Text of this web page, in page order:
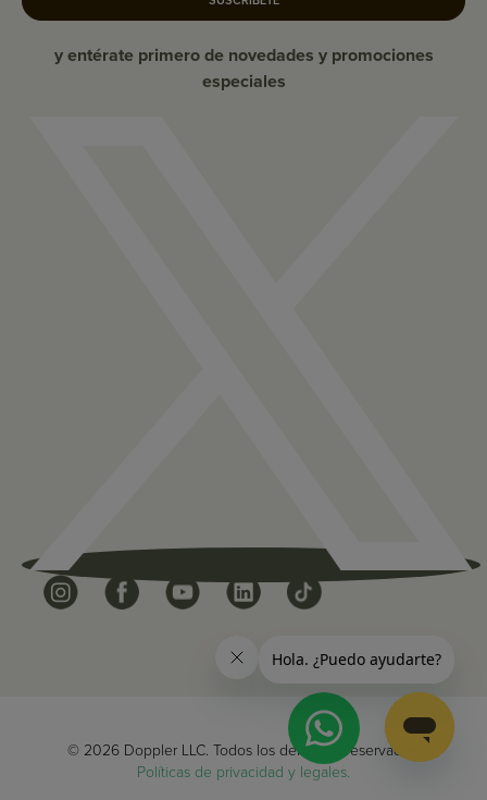
y entérate primero de novedades y promociones
especiales
© 2026 Doppler LLC. Todos los derechos reservados.
Políticas de privacidad y legales.